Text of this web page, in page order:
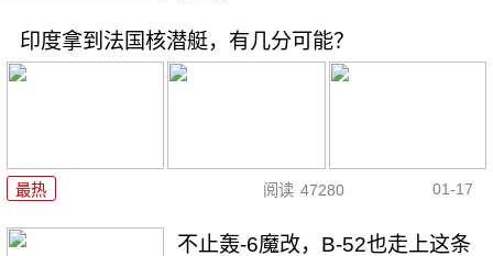
印度拿到法国核潜艇，有几分可能？
最热 阅读 47280 01-17
不止轰-6魔改，B-52也走上这条